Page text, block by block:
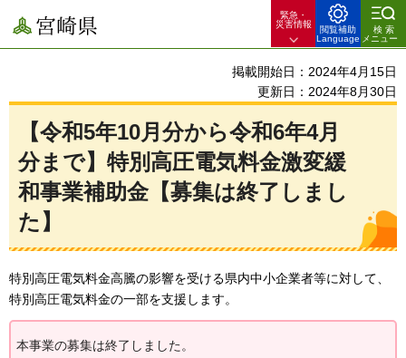
宮崎県
緊急・
災害情報
閲覧補助
Language
検索
メニュー
掲載開始日：2024年4月15日
更新日：2024年8月30日
【令和5年10月分から令和6年4月
分まで】特別高圧電気料金激変緩
和事業補助金【募集は終了しまし
た】
特別高圧電気料金高騰の影響を受ける県内中小企業者等に対して、
特別高圧電気料金の一部を支援します。
本事業の募集は終了しました。